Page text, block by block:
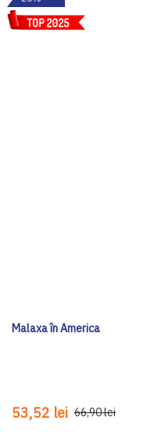
Malaxa în America
53,52 lei 66,90 lei